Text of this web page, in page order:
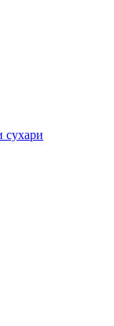
сухари